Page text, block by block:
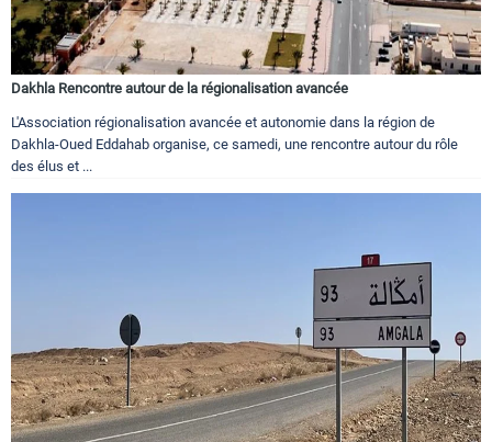
Dakhla Rencontre autour de la régionalisation avancée
L'Association régionalisation avancée et autonomie dans la région de
Dakhla-Oued Eddahab organise, ce samedi, une rencontre autour du rôle
des élus et ...